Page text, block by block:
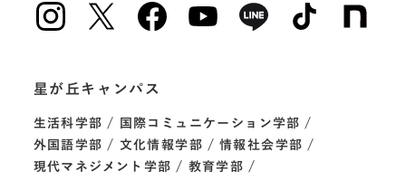
星が丘キャンパス
生活科学部
国際コミュニケーション学部
外国語学部
文化情報学部
情報社会学部
現代マネジメント学部
教育学部